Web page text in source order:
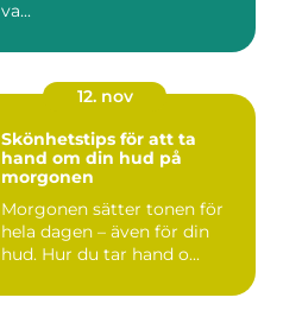
va...
12. nov
Skönhetstips för att ta
hand om din hud på
morgonen
Morgonen sätter tonen för
hela dagen – även för din
hud. Hur du tar hand o...